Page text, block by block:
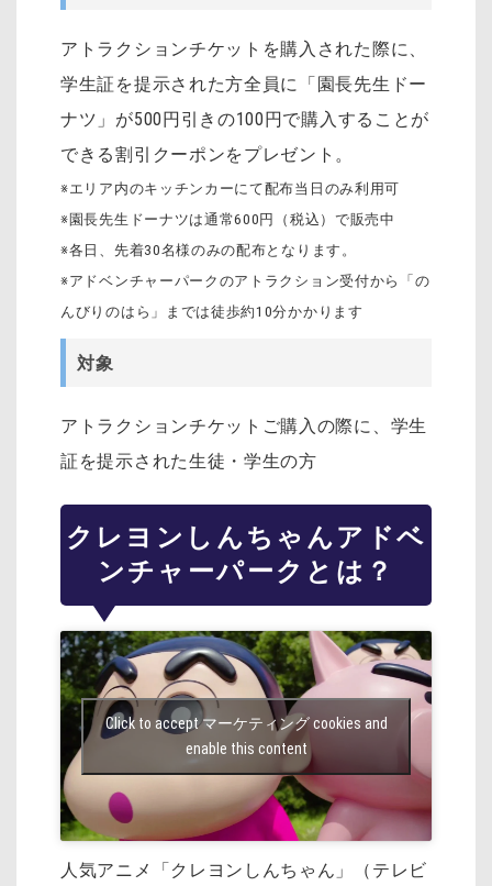
アトラクションチケットを購入された際に、
学生証を提示された方全員に「園長先生ドー
ナツ」が500円引きの100円で購入することが
できる割引クーポンをプレゼント。
※エリア内のキッチンカーにて配布当日のみ利用可
※園長先生ドーナツは通常600円（税込）で販売中
※各日、先着30名様のみの配布となります。
※アドベンチャーパークのアトラクション受付から「の
んびりのはら」までは徒歩約10分かかります
対象
アトラクションチケットご購入の際に、学生
証を提示された生徒・学生の方
クレヨンしんちゃんアドベ
ンチャーパークとは？
Click to accept マーケティング cookies and
enable this content
人気アニメ「クレヨンしんちゃん」（テレビ